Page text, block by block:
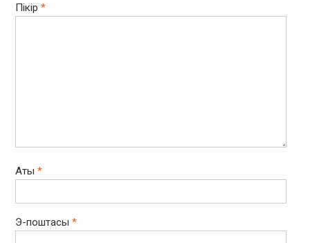
Пікір *
Аты *
Э-поштасы *